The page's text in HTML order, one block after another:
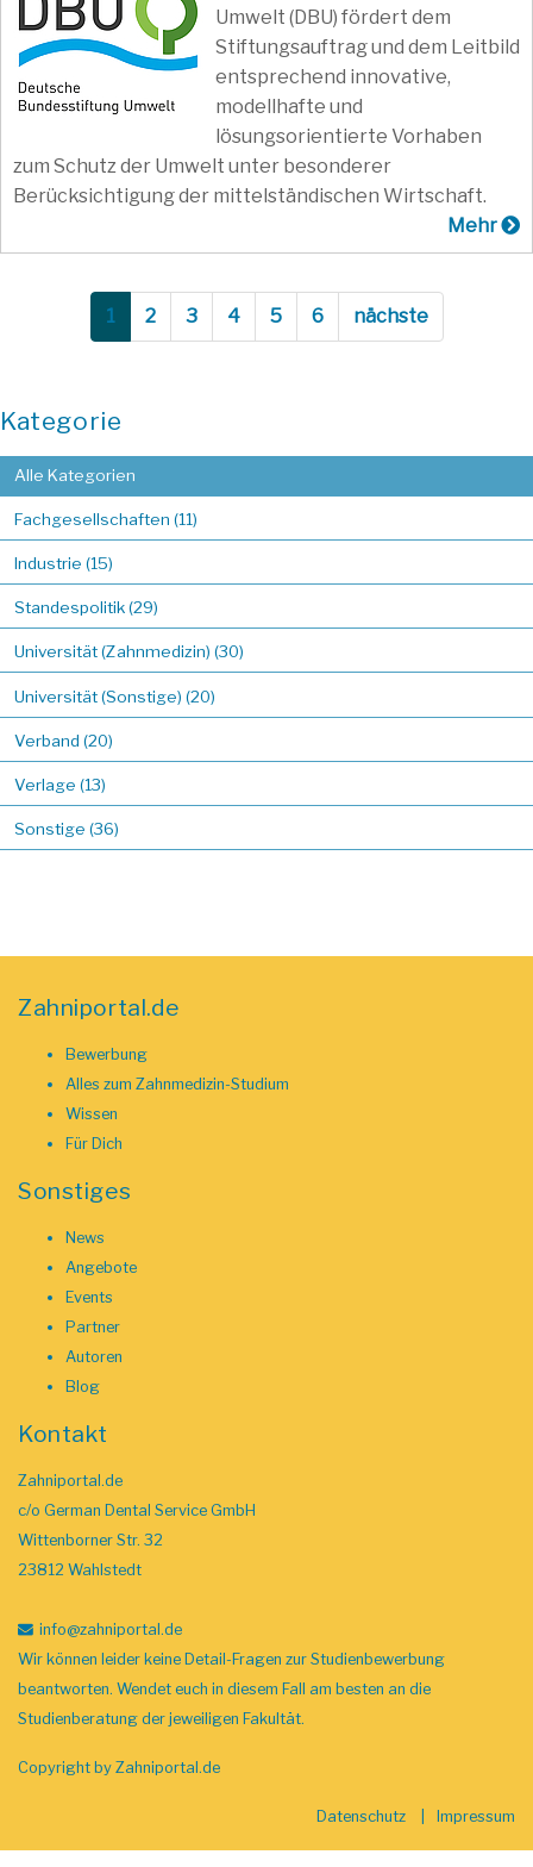
Umwelt (DBU) fördert dem
Stiftungsauftrag und dem Leitbild
entsprechend innovative,
modellhafte und
lösungsorientierte Vorhaben
zum Schutz der Umwelt unter besonderer
Berücksichtigung der mittelständischen Wirtschaft.
Mehr
1 2 3 4 5 6 nächste
Kategorie
Alle Kategorien
Fachgesellschaften (11)
Industrie (15)
Standespolitik (29)
Universität (Zahnmedizin) (30)
Universität (Sonstige) (20)
Verband (20)
Verlage (13)
Sonstige (36)
Zahniportal.de
Bewerbung
Alles zum Zahnmedizin-Studium
Wissen
Für Dich
Sonstiges
News
Angebote
Events
Partner
Autoren
Blog
Kontakt
Zahniportal.de
c/o German Dental Service GmbH
Wittenborner Str. 32
23812 Wahlstedt
info@zahniportal .de
Wir können leider keine Detail-Fragen zur Studienbewerbung
beantworten. Wendet euch in diesem Fall am besten an die
Studienberatung der jeweiligen Fakultät.
Copyright by Zahniportal.de
Datenschutz Impressum